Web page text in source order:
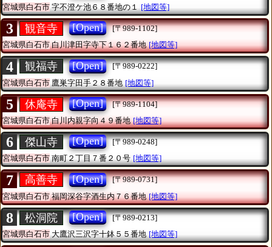
宮城県白石市字不澄ケ池６８番地の１ [地図等]
3 観音寺 [Open]
[〒989-1102]
宮城県白石市白川津田字寺下１６２番地 [地図等]
4 観福寺 [Open]
[〒989-0222]
宮城県白石市 鷹巣字田手２８番地 [地図等]
5 休庵寺 [Open]
[〒989-1104]
宮城県白石市白川内親字向４９番地 [地図等]
6 傑山寺 [Open]
[〒989-0248]
宮城県白石市南町２丁目７番２０号 [地図等]
7 高善寺 [Open]
[〒989-0731]
宮城県白石市福岡深谷字酒生内７６番地 [地図等]
8 松洞院 [Open]
[〒989-0213]
宮城県白石市大鷹沢三沢字十鉢５５番地 [地図等]